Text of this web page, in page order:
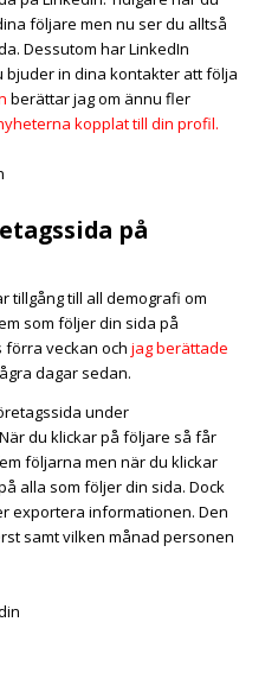
följare men nu ser du alltså
Dessutom har LinkedIn
in dina kontakter att följa
berättar jag om ännu fler
kopplat till din profil.
på
tillgång till all demografi om
som följer din sida på
förra veckan och jag berättade
dagar sedan.
under
du klickar på följare så får
följarna men när du klickar
alla som följer din sida. Dock
exportera informationen. Den
samt vilken månad personen